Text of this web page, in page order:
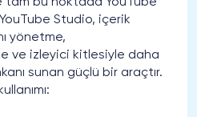
tam bu noktada YouTube
Studio, içerik
yönetme,
ve izleyici kitlesiyle daha
sunan güçlü bir araçtır.